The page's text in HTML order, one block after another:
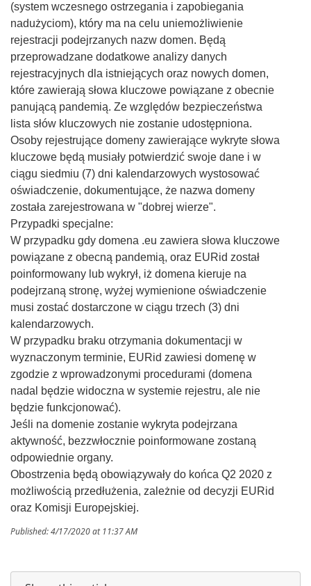
(system wczesnego ostrzegania i zapobiegania
nadużyciom), który ma na celu uniemożliwienie
rejestracji podejrzanych nazw domen. Będą
przeprowadzane dodatkowe analizy danych
rejestracyjnych dla istniejących oraz nowych domen,
które zawierają słowa kluczowe powiązane z obecnie
panującą pandemią. Ze względów bezpieczeństwa
lista słów kluczowych nie zostanie udostępniona.
Osoby rejestrujące domeny zawierające wykryte słowa
kluczowe będą musiały potwierdzić swoje dane i w
ciągu siedmiu (7) dni kalendarzowych wystosować
oświadczenie, dokumentujące, że nazwa domeny
została zarejestrowana w "dobrej wierze".
Przypadki specjalne:
W przypadku gdy domena .eu zawiera słowa kluczowe
powiązane z obecną pandemią, oraz EURid został
poinformowany lub wykrył, iż domena kieruje na
podejrzaną stronę, wyżej wymienione oświadczenie
musi zostać dostarczone w ciągu trzech (3) dni
kalendarzowych.
W przypadku braku otrzymania dokumentacji w
wyznaczonym terminie, EURid zawiesi domenę w
zgodzie z wprowadzonymi procedurami (domena
nadal będzie widoczna w systemie rejestru, ale nie
będzie funkcjonować).
Jeśli na domenie zostanie wykryta podejrzana
aktywność, bezzwłocznie poinformowane zostaną
odpowiednie organy.
Obostrzenia będą obowiązywały do końca Q2 2020 z
możliwością przedłużenia, zależnie od decyzji EURid
oraz Komisji Europejskiej.
Published: 4/17/2020 at 11:37 AM